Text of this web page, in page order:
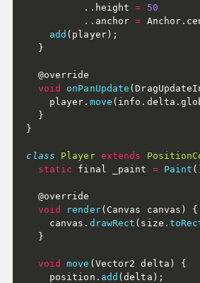
. . height =
50
. . anchor = Anchor .
add ( player) ;
}
  @override
void
onPanUpdate (
    player
. move ( info . delta .
}
}
class Player extends
static final _paint = Paint (
  @override
void
render( Canvas canvas )
{
    canvas
. drawRect ( size .
}
void move ( Vector2 delta )
{
    position
. add (delta ) ;